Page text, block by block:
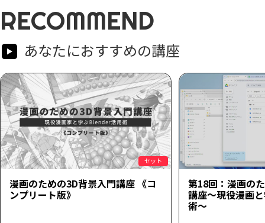
RECOMMEND
あなたにおすすめの講座
セット
漫画のための3D背景入門講座 《コ
ンプリート版》
第18回：漫画の
講座～現役漫画
術～